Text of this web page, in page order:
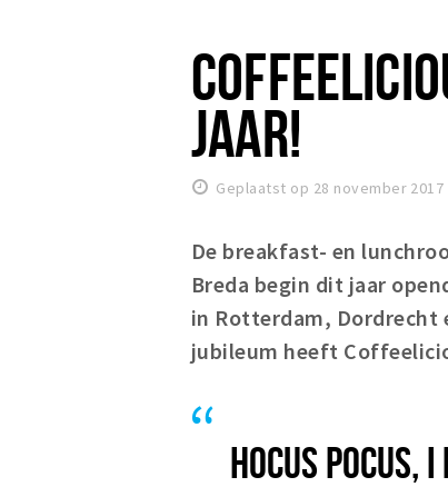
JAAR!
Geplaatst op 28 november 2017
De breakfast- en
Breda begin dit jaar
in Rotterdam, Dordrecht
jubileum heeft
HOCUS POCUS,